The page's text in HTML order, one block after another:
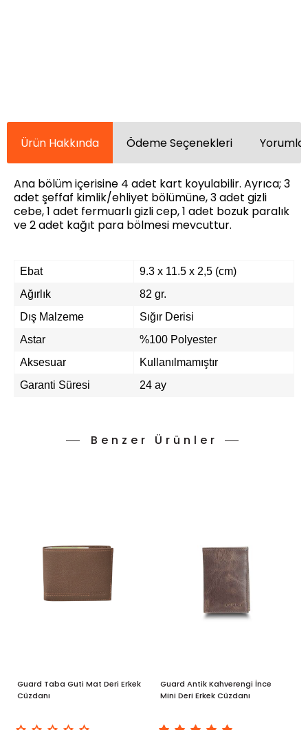
Ürün Hakkında Ödeme Seçenekleri
Ana bölüm içerisine 4 adet kart koyulabilir. Ayrıca; 3
adet şeffaf kimlik/ehliyet bölümüne, 3 adet gizli
cebe, 1 adet fermuarlı gizli cep, 1 adet bozuk paralık
ve 2 adet kağıt para bölmesi mevcuttur.
Ebat
9.3 x 11.5 x 2,5 (cm)
Ağırlık
82 gr.
Dış Malzeme
Sığır Derisi
Astar
%100 Polyester
Aksesuar
Kullanılmamıştır
Garanti Süresi
24 ay
Benzer Ürünler
Guard Taba Guti Mat Deri Erkek
Cüzdanı
Guard Antik Kahverengi İnce
Mini Deri Erkek Cüzdanı